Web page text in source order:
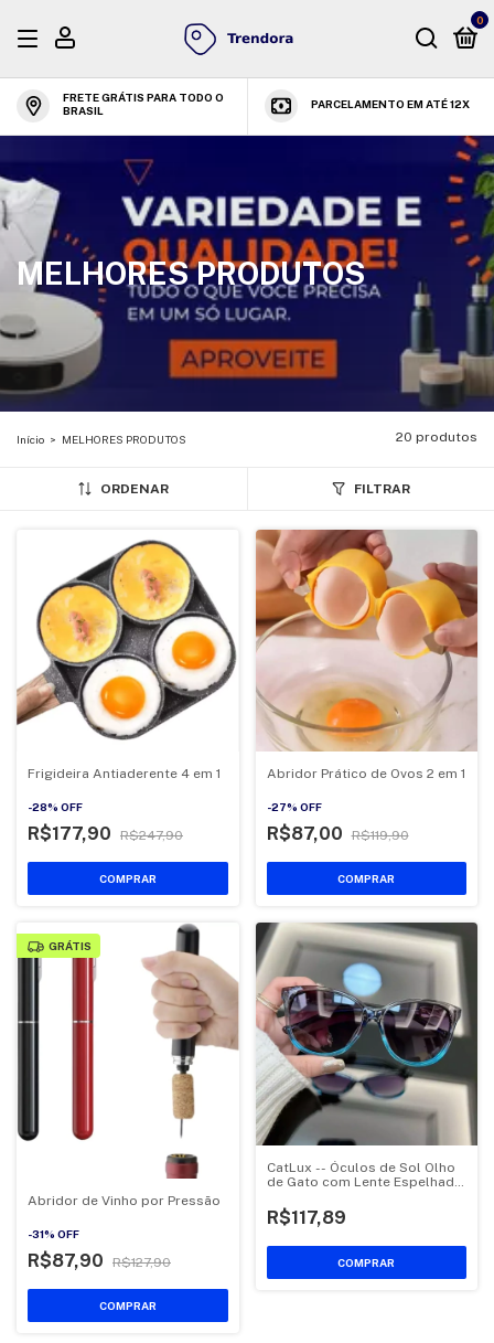
0
FRETE GRÁTIS PARA TODO O
BRASIL
PARCELAMENTO EM ATÉ 12X
MELHORES PRODUTOS
Início > MELHORES PRODUTOS 20 produtos
ORDENAR FILTRAR
Frigideira Antiaderente 4 em 1
-28% OFF
R$177,90 R$247,90
Abridor Prático de Ovos 2 em 1
-27% OFF
R$87,00 R$119,90
COMPRAR
GRÁTIS
Abridor de Vinho por Pressão
-31% OFF
R$87,90 R$127,90
COMPRAR
CatLux -- Óculos de Sol Olho
de Gato com Lente Espelhada
R$117,89
COMPRAR